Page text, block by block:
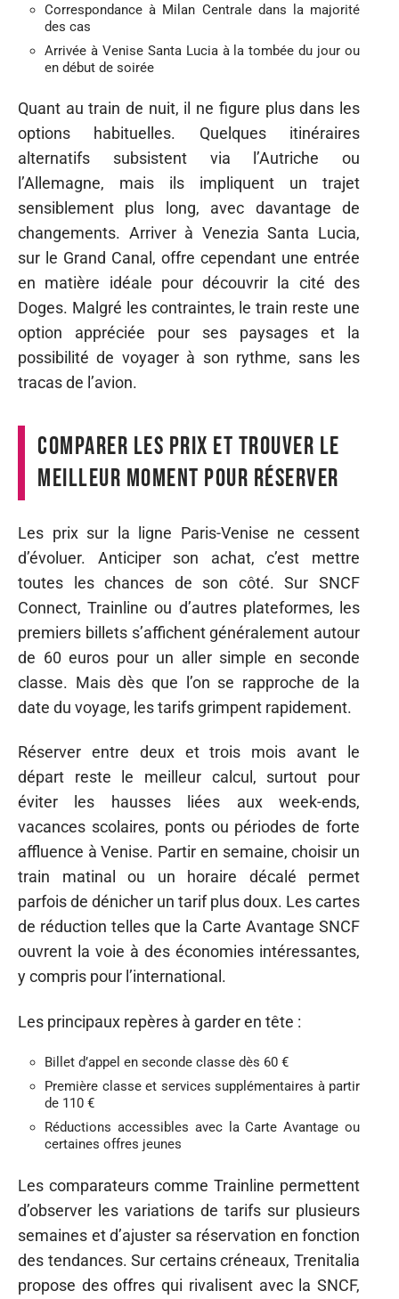
Correspondance à Milan Centrale dans la majorité
des cas
Arrivée à Venise Santa Lucia à la tombée du jour ou
en début de soirée
Quant au train de nuit, il ne figure plus dans les
options habituelles. Quelques itinéraires
alternatifs subsistent via l’Autriche ou
l’Allemagne, mais ils impliquent un trajet
sensiblement plus long, avec davantage de
changements. Arriver à Venezia Santa Lucia,
sur le Grand Canal, offre cependant une entrée
en matière idéale pour découvrir la cité des
Doges. Malgré les contraintes, le train reste une
option appréciée pour ses paysages et la
possibilité de voyager à son rythme, sans les
tracas de l’avion.
Comparer les prix et trouver le
meilleur moment pour réserver
Les prix sur la ligne Paris-Venise ne cessent
d’évoluer. Anticiper son achat, c’est mettre
toutes les chances de son côté. Sur SNCF
Connect, Trainline ou d’autres plateformes, les
premiers billets s’affichent généralement autour
de 60 euros pour un aller simple en seconde
classe. Mais dès que l’on se rapproche de la
date du voyage, les tarifs grimpent rapidement.
Réserver entre deux et trois mois avant le
départ reste le meilleur calcul, surtout pour
éviter les hausses liées aux week-ends,
vacances scolaires, ponts ou périodes de forte
affluence à Venise. Partir en semaine, choisir un
train matinal ou un horaire décalé permet
parfois de dénicher un tarif plus doux. Les cartes
de réduction telles que la Carte Avantage SNCF
ouvrent la voie à des économies intéressantes,
y compris pour l’international.
Les principaux repères à garder en tête :
Billet d’appel en seconde classe dès 60 €
Première classe et services supplémentaires à partir
de 110 €
Réductions accessibles avec la Carte Avantage ou
certaines offres jeunes
Les comparateurs comme Trainline permettent
d’observer les variations de tarifs sur plusieurs
semaines et d’ajuster sa réservation en fonction
des tendances. Sur certains créneaux, Trenitalia
propose des offres qui rivalisent avec la SNCF,